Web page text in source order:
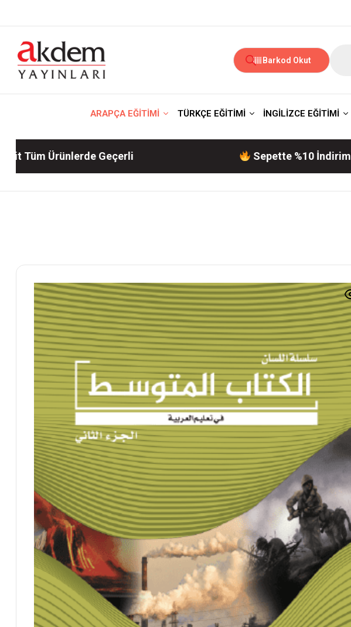
Barkod Okut
ARAPÇA EĞİTİMİ TÜRKÇE EĞİTİMİ İNGİLİZCE EĞİTİMİ
Geçerli Sepette %10 İndirim! | Akdem